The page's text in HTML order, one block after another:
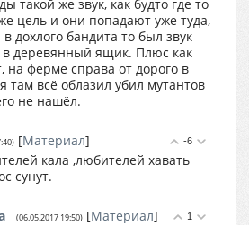
такой же звук, как будто где то
цель и они попадают уже туда,
дохлого бандита то был звук
в деревянный ящик. Плюс как
на ферме справа от дорого в
там всё облазил убил мутантов
не нашёл.
-6
[Материал]
кала ,любителей хавать
сунут.
1
(06.05.2017 19:50) [Материал]